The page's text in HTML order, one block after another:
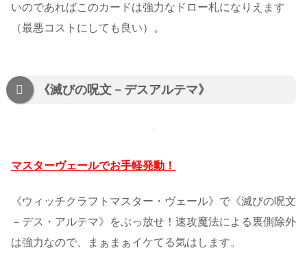
いのであればこのカードは強力なドロー札になりえます
（最悪コストにしても良い）。
《滅びの呪文－デスアルテマ》
マスターヴェールでお手軽発動！
《ウィッチクラフトマスター・ヴェール》で《滅びの呪文
－デス・アルテマ》をぶっ放せ！速攻魔法による裏側除外
は強力なので、まぁまぁイケてる気はします。